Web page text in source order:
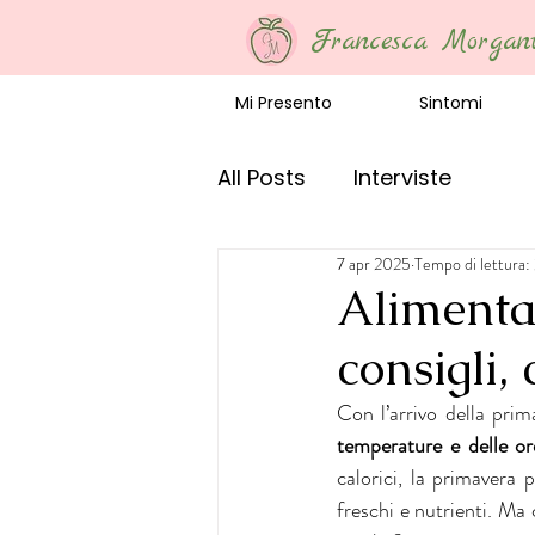
Francesca
Mi Presento Sintomi
All Posts Interviste
consigli,
7 apr 2025 Tempo di lettura:
Con l’arrivo della
temperature e delle
calorici, la primavera
freschi e nutrienti. Ma